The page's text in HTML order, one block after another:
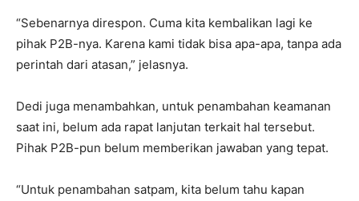
“Sebenarnya direspon. Cuma kita kembalikan lagi ke
pihak P2B-nya. Karena kami tidak bisa apa-apa, tanpa ada
perintah dari atasan,” jelasnya.
Dedi juga menambahkan, untuk penambahan keamanan
saat ini, belum ada rapat lanjutan terkait hal tersebut.
Pihak P2B-pun belum memberikan jawaban yang tepat.
“Untuk penambahan satpam, kita belum tahu kapan